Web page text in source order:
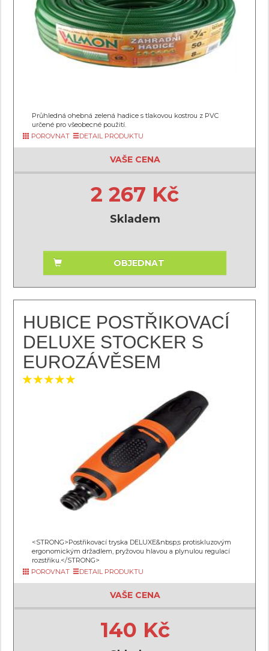
Průhledná ohebná zelená hadice s tlakovou kostrou z PVC
určené pro všeobecné použití.
POROVNAT
DETAIL PRODUKTU
VAŠE CENA
2 267 Kč
Skladem
OBJEDNAT
HUBICE POSTŘIKOVACÍ
DELUXE STOCKER S
EUROZÁVĚSEM
<STRONG>Postřikovací tryska DELUXE&nbsp;s protiskluzovým
ergonomickým držadlem, pryžovou hlavou a plynulou regulací
rozstřiku.</STRONG>
POROVNAT
DETAIL PRODUKTU
VAŠE CENA
140 Kč